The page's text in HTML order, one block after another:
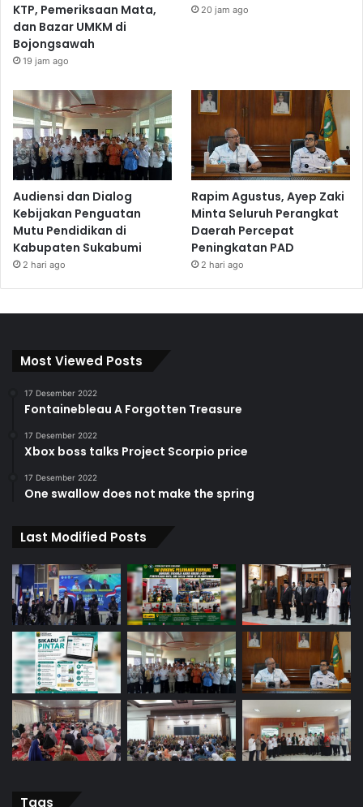
KTP, Pemeriksaan Mata,
dan Bazar UMKM di
Bojongsawah
19 jam ago
20 jam ago
Audiensi dan Dialog
Kebijakan Penguatan
Mutu Pendidikan di
Kabupaten Sukabumi
2 hari ago
Rapim Agustus, Ayep Zaki
Minta Seluruh Perangkat
Daerah Percepat
Peningkatan PAD
2 hari ago
Most Viewed Posts
17 Desember 2022
Fontainebleau A Forgotten Treasure
17 Desember 2022
Xbox boss talks Project Scorpio price
17 Desember 2022
One swallow does not make the spring
Last Modified Posts
Tags